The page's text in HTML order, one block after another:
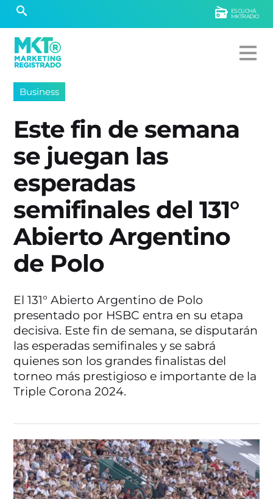
ESCUCHÁ
MKTRADIO
Business
Este fin de semana
se juegan las
esperadas
semifinales del 131°
Abierto Argentino
de Polo
El 131° Abierto Argentino de Polo
presentado por HSBC entra en su etapa
decisiva. Este fin de semana, se disputarán
las esperadas semifinales y se sabrá
quienes son los grandes finalistas del
torneo más prestigioso e importante de la
Triple Corona 2024.